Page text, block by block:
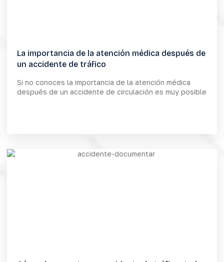
La importancia de la atención médica después de
un accidente de tráfico
Si no conoces la importancia de la atención médica
después de un accidente de circulación es muy posible